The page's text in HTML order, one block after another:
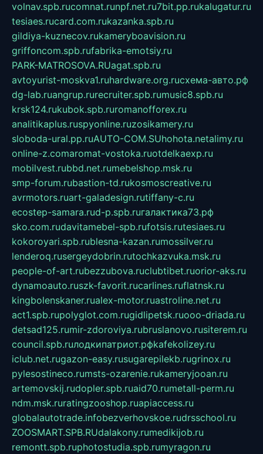
volnav.spb.rucomnat.runpf.net.ru7bit.pp.rukalugatur.ru
tesiaes.rucard.com.rukazanka.spb.ru
gildiya-kuznecov.rukameryboavision.ru
griffoncom.spb.rufabrika-emotsiy.ru
PARK-MATROSOVA.RUagat.spb.ru
avtoyurist-moskva1.ruhardware.org.ruсхема-авто.рф
dg-lab.ruangrup.rurecruiter.spb.rumusic8.spb.ru
krsk124.rukubok.spb.ruromanofforex.ru
analitikaplus.ruspyonline.ruzosikamery.ru
sloboda-ural.pp.ruAUTO-COM.SUhohota.netalimy.ru
online-z.comaromat-vostoka.ruotdelkaexp.ru
mobilvest.rubbd.net.rumebelshop.msk.ru
smp-forum.rubastion-td.rukosmoscreative.ru
avrmotors.ruart-galadesign.rutiffany-c.ru
ecostep-samara.rud-p.spb.ruгалактика73.рф
sko.com.rudavitamebel-spb.rufotsis.rutesiaes.ru
kokoroyari.spb.rublesna-kazan.rumossilver.ru
lenderoq.rusergeydobrin.rutochkazvuka.msk.ru
people-of-art.rubezzubova.ruclubtibet.ruorior-aks.ru
dynamoauto.ruszk-favorit.rucarlines.ruflatnsk.ru
kingbolenskaner.rualex-motor.ruastroline.net.ru
act1.spb.rupolyglot.com.rugidlipetsk.ruooo-driada.ru
detsad125.rumir-zdoroviya.rubruslanovo.rusiterem.ru
council.spb.ruлодкипатриот.рфkafekolizey.ru
iclub.net.rugazon-easy.rusugarepilekb.rugrinox.ru
pylesostineco.rumsts-ozarenie.rukameryjooan.ru
artemovskij.rudopler.spb.ruaid70.rumetall-perm.ru
ndm.msk.ruratingzooshop.ruapiaccess.ru
globalautotrade.infobezverhovskoe.rudrsschool.ru
ZOOSMART.SPB.RUdalakony.rumedikijob.ru
remontt.spb.ruphotostudia.spb.rumyragon.ru